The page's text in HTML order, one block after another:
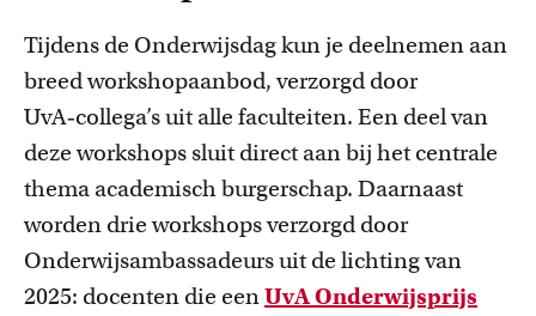
Tijdens de Onderwijsdag kun je deelnemen aan
breed workshopaanbod, verzorgd door
UvA‑collega’s uit alle faculteiten. Een deel van
deze workshops sluit direct aan bij het centrale
thema academisch burgerschap. Daarnaast
worden drie workshopsverzorgd door
Onderwijsambassadeurs uit de lichting van
2025: docenten die eenUvA Onderwijsprijs